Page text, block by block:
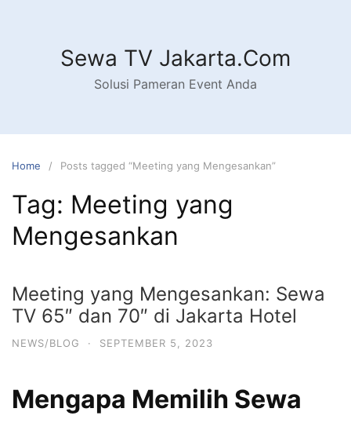
Sewa TV Jakarta.Com
Solusi Pameran Event Anda
Home Posts tagged “Meeting yang Mengesankan”
Tag: Meeting yang
Mengesankan
Meeting yang Mengesankan: Sewa
TV 65″ dan 70″ di Jakarta Hotel
NEWS/BLOG · SEPTEMBER 5, 2023
Mengapa Memilih Sewa